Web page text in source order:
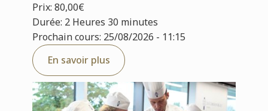
Prix: 80,00€
Durée: 2 Heures 30 minutes
Prochain cours: 25/08/2026 - 11:15
En savoir plus